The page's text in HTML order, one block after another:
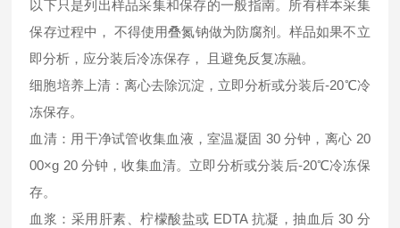
以下只是列出样品采集和保存的一般指南。所有样本采集
保存过程中， 不得使用叠氮钠做为防腐剂。样品如果不立
即分析，应分装后冷冻保存， 且避免反复冻融。
细胞培养上清：离心去除沉淀，立即分析或分装后-20℃冷
冻保存。
血清：用干净试管收集血液，室温凝固 30 分钟，离心 20
00×g 20 分钟，收集血清。立即分析或分装后-20℃冷冻保
存。
血浆：采用肝素、柠檬酸盐或 EDTA 抗凝，抽血后 30 分